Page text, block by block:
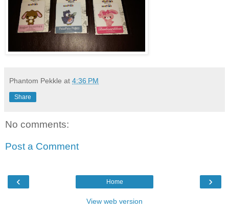
Phantom Pekkle at 4:36 PM
Share
No comments:
Post a Comment
‹ ›
Home
View web version